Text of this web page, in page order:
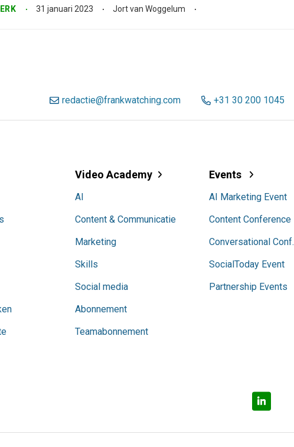
31 januari 2023 Jort van Woggelum
redactie@frankwatching.com +31 30 200 1045
Video Academy
AI
Content & Communicatie
Marketing
Skills
Social media
Abonnement
Teamabonnement
Events
AI Marketing Event
Content Conference
Conversational Conf.
SocialToday Event
Partnership Events